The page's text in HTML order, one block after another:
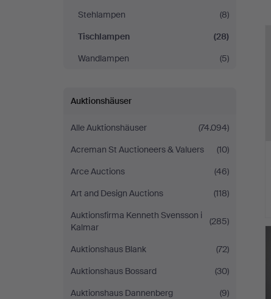
Stehlampen
(8)
Tischlampen
(28)
Wandlampen
(5)
Auktionshäuser
Alle Auktionshäuser
(74.094)
Acreman St Auctioneers & Valuers
(10)
Arce Auctions
(46)
Art and Design Auctions
(118)
Auktionsfirma Kenneth Svensson i
Kalmar
(285)
Auktionshaus Blank
(72)
Auktionshaus Bossard
(30)
Auktionshaus Dannenberg
(9)